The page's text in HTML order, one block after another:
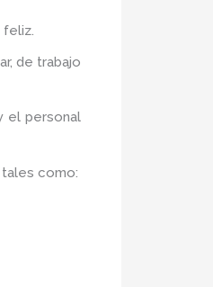
feliz.
de trabajo
el personal
como: